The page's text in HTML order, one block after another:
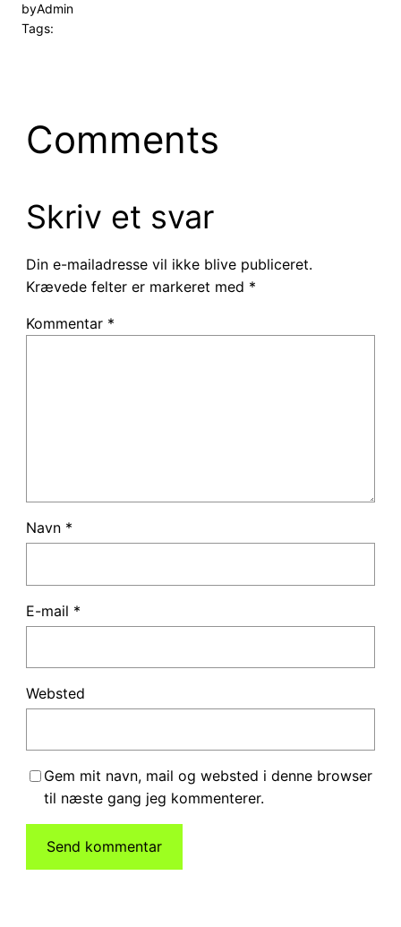
byAdmin
Tags:
Comments
Skriv et svar
Din e-mailadresse vil ikke blive publiceret.
Krævede felter er markeret med *
Kommentar *
Navn *
E-mail *
Websted
Gem mit navn, mail og websted i denne browser
til næste gang jeg kommenterer.